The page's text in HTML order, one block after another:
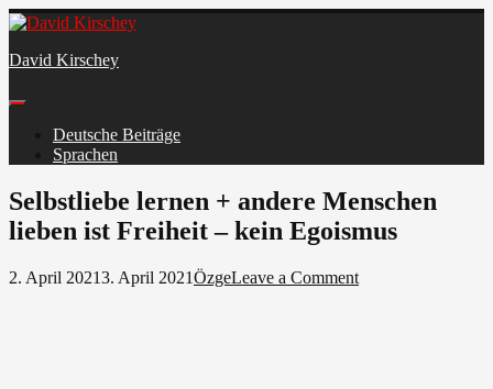
Skip
content
David Kirschey
Deutsche Beiträge
Sprachen
Facebook
Selbstliebe lernen + andere Menschen
lieben ist Freiheit – kein Egoismus
2. April 20213. April 2021ÖzgeLeave a Commenton